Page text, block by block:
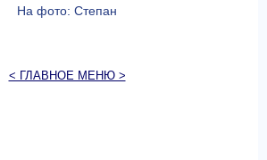
На фото: Степан
< ГЛАВНОЕ МЕНЮ >